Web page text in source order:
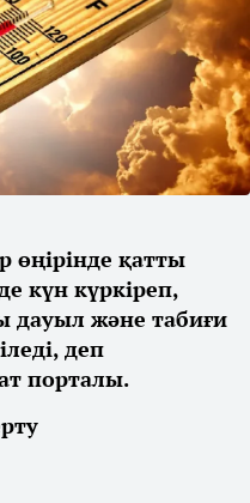
өңірінде қатты
күн күркіреп,
дауыл және табиғи
деп
порталы.